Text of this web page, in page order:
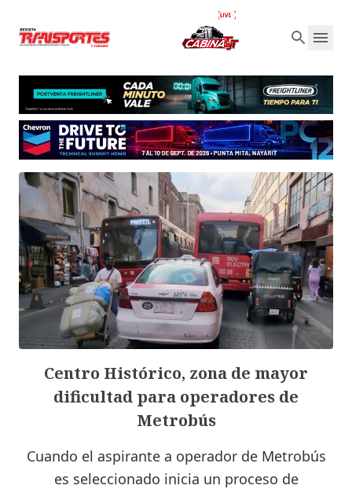
Centro Histórico, zona de mayor
dificultad para operadores de
Metrobús
Cuando el aspirante a operador de Metrobús
es seleccionado inicia un proceso de